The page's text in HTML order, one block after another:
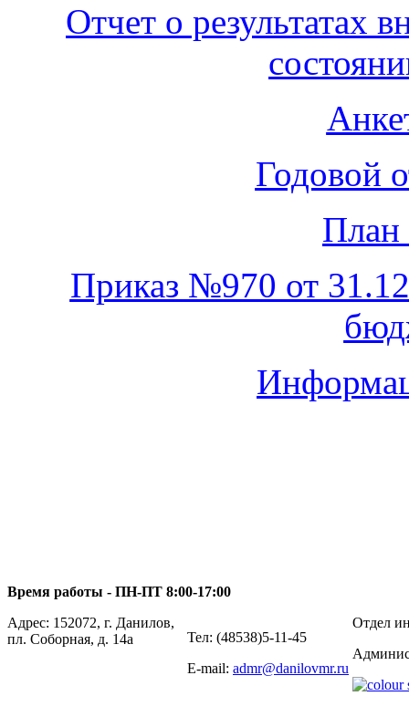
Отчет о результатах
Годовой
План
Приказ №970 от
Время работы - ПН-ПТ 8:00-17:00
Адрес: 152072, г. Данилов,
пл. Соборная, д. 14а
Тел: (48538)5-11-45
E-mail: admr@danilovmr.ru
Отдел